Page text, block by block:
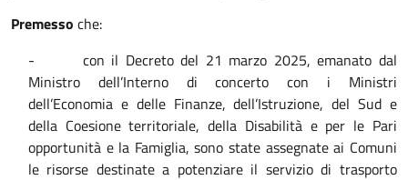
Premesso che:
- con il Decreto del 21 marzo 2025, emanato dal
Ministro dell’Interno di concerto con i Ministri
dell’Economia e delle Finanze, dell’Istruzione, del Sud e
della Coesione territoriale, della Disabilità e per le Pari
opportunità e la Famiglia, sono state assegnate ai Comuni
le risorse destinate a potenziare il servizio di trasporto